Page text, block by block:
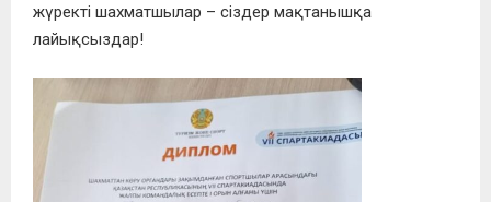
жүректі шахматшылар – сіздер мақтанышқа
лайықсыздар!
С